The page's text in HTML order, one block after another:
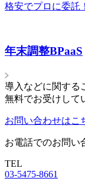
格安でプロに委託！
年末調整BPaaS
導入などに関する
無料でお受けして
お問い合わせはこ
お電話でのお問い
TEL
03-5475-8661